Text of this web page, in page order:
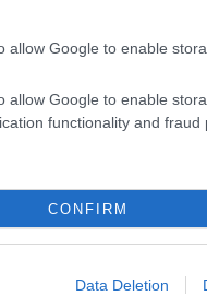
allow Google to enable
allow Google to enable
functionality and
CONFIRM
Data Deletion
Szépírói
képzést indít.